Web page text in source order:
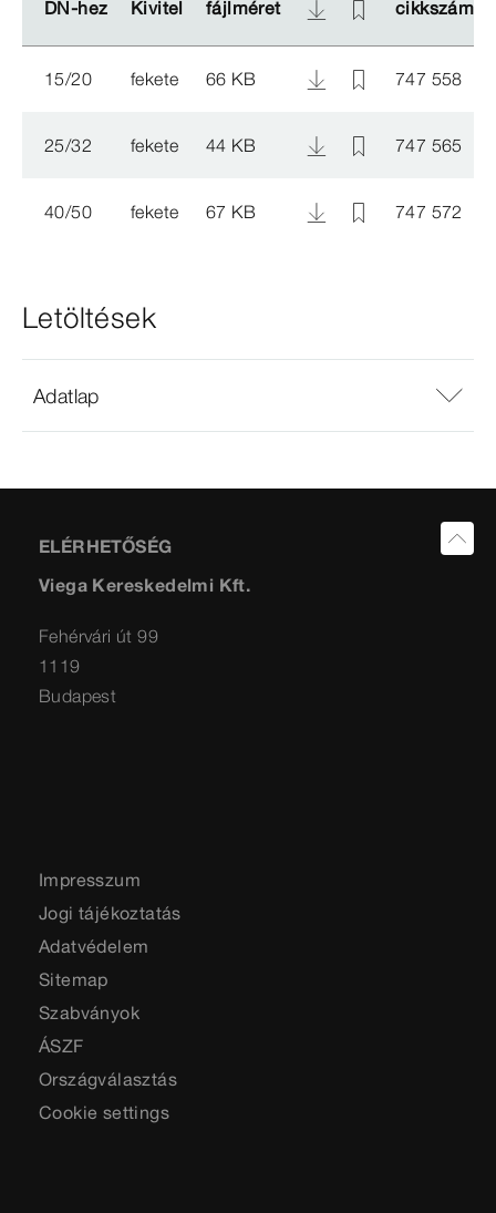
DN-​hez Kivitel fájlméret cikkszám
DN-​hez Kivitel fájlméret cikkszám
15/20 fekete 66 KB 747 558
25/32 fekete 44 KB 747 565
40/50 fekete 67 KB 747 572
Letöltések
Adatlap
ELÉRHETŐSÉG
Viega Kereskedelmi Kft.
Fehérvári út 99
1119
Budapest
Impresszum
Jogi tájékoztatás
Adatvédelem
Sitemap
Szabványok
ÁSZF
Országválasztás
Cookie settings